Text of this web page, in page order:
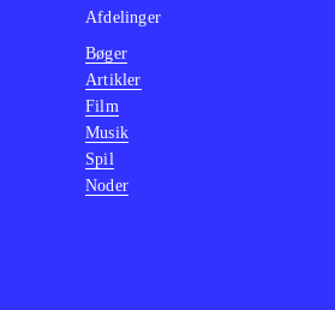
Afdelinger
Bøger
Artikler
Film
Musik
Spil
Noder